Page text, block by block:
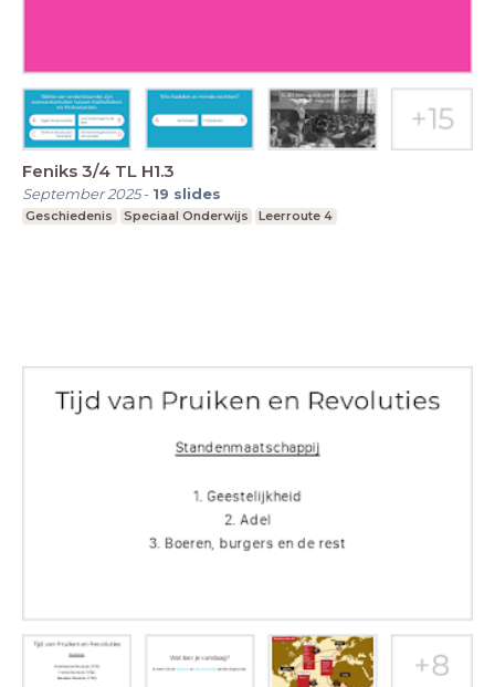
Feniks 3/4 TL H1.3
September 2025- 19 slides
Geschiedenis Speciaal Onderwijs Leerroute 4